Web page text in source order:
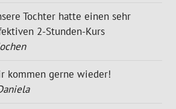
Tochter hatte einen sehr
2-Stunden-Kurs
kommen gerne wieder!